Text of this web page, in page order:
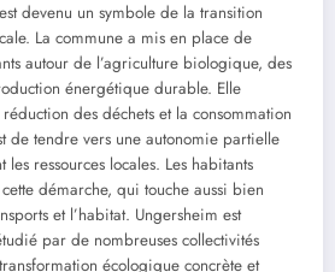
devenu un symbole de la transition
La commune a mis en place de
autour de l’agriculture biologique, des
énergétique durable. Elle
des déchets et la consommation
de tendre vers une autonomie partielle
ressources locales. Les habitants
démarche, qui touche aussi bien
et l’habitat. Ungersheim est
par de nombreuses collectivités
écologique concrète et